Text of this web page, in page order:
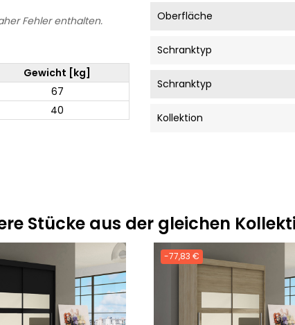
Fehler enthalten.
Gewicht [kg]
67
40
Oberfläche
Schranktyp
Schranktyp
Kollektion
Stücke aus der gleichen
-77,83 €